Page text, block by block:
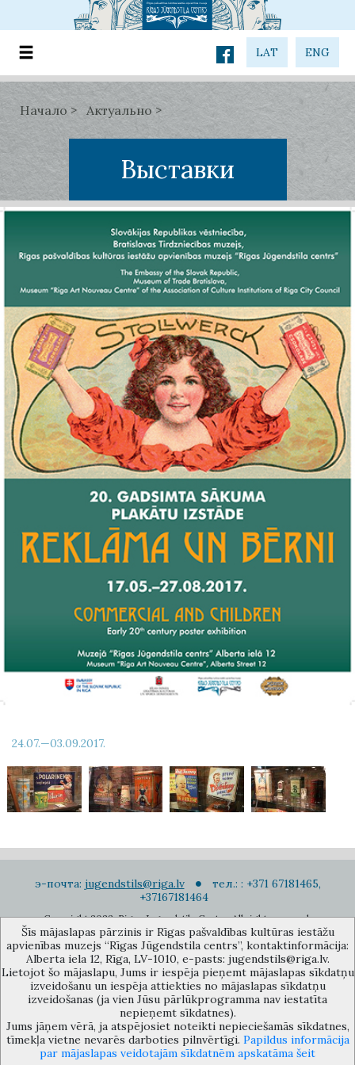
LAT ENG
Начало Актуально
Выставки
24.07.—03.09.2017.
э-почта: jugendstils@riga.lv
тел.: : +371 67181465,
+37167181464
Copyright 2022. Rigas Jugendstila Centrs. All right reserved.
Подписаться на новости
Музей объединения культурных учереждений Рижского
самоуправления «Рижский центр югендстиля», улица Альберта 12,
Рига, LV 1010, Латвия (дверной код: 12), jugendstils@riga.lv
Šīs mājaslapas pārzinis ir Rīgas pašvaldības kultūras iestāžu
apvienības muzejs “Rīgas Jūgendstila centrs”, kontaktinformācija:
Alberta iela 12, Rīga, LV-1010, e-pasts: jugendstils@riga.lv.
Lietojot šo mājaslapu, Jums ir iespēja pieņemt mājaslapas sīkdatņu
izveidošanu un iespēja attiekties no mājaslapas sīkdatņu
izveidošanas (ja vien Jūsu pārlūkprogramma nav iestatīta
nepieņemt sīkdatnes).
Jums jāņem vērā, ja atspējosiet noteikti nepieciešamās sīkdatnes,
tīmekļa vietne nevarēs darboties pilnvērtīgi. Papildus informācija
par mājaslapas veidotajām sīkdatnēm apskatāma šeit